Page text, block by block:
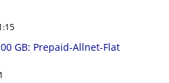
GB: Prepaid-Allnet-Flat